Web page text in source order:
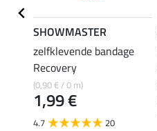
SHOWMASTER
zelfklevende bandage
Recovery
(0,90 € / 0 m)
1,99 €
4.7 20